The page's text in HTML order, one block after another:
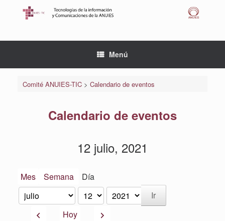
Menú
Comité ANUIES-TIC> Calendario de eventos
Calendario de eventos
12 julio, 2021
Mes Semana Día
Mes
Día
Año
AnteriorHoy Siguiente